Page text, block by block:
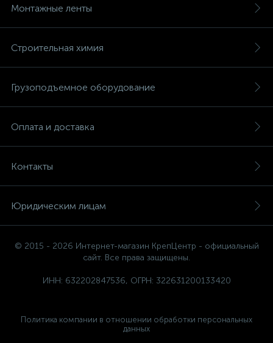
Монтажные ленты
Строительная химия
Грузоподъемное оборудование
Оплата и доставка
Контакты
Юридическим лицам
© 2015 - 2026 Интернет-магазин КрепЦентр - официальный
сайт. Все права защищены.
ИНН: 632202847536, ОГРН: 322631200133420
Политика компании в отношении обработки персональных
данных